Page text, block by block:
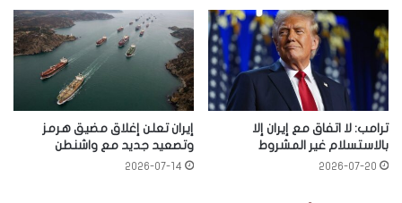
ترامب: لا اتفاق مع إيران إلا
بالاستسلام غير المشروط
2026-07-20
إيران تعلن إغلاق مضيق هرمز
وتصعيد جديد مع واشنطن
2026-07-14